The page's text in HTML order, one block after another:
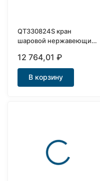
QT330824S кран
шаровой нержавеющий
12 764,01₽
В корзину